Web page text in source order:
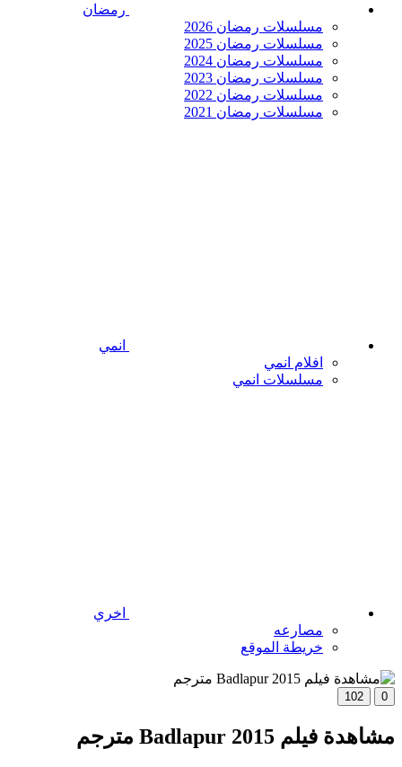
رمضان
مسلسلات رمضان 2026
مسلسلات رمضان 2025
مسلسلات رمضان 2024
مسلسلات رمضان 2023
مسلسلات رمضان 2022
مسلسلات رمضان 2021
انمي
افلام انمي
مسلسلات انمي
اخري
مصارعه
خريطة الموقع
0
102
مشاهدة فيلم Badlapur 2015 مترجم